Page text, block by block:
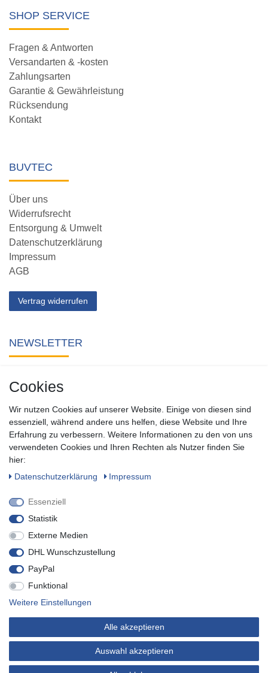
SHOP SERVICE
Fragen & Antworten
Versandarten & -kosten
Zahlungsarten
Garantie & Gewährleistung
Rücksendung
Kontakt
BUVTEC
Über uns
Widerrufsrecht
Entsorgung & Umwelt
Datenschutzerklärung
Impressum
AGB
Vertrag widerrufen
NEWSLETTER
Sie keine Neuigkeit oder Aktion aus unserem Shop.
Zum Newsletter anmelden
SOCIAL
Rechte vorbehalten.
* Sie können sich jederzeit von unserem Newsletter abmelden.
Cookies
Wir nutzen Cookies auf unserer Website. Einige von diesen sind
essenziell, während andere uns helfen, diese Website und Ihre
Erfahrung zu verbessern. Weitere Informationen zu den von uns
verwendeten Cookies und Ihren Rechten als Nutzer finden Sie
hier:
Daten­schutz­erklärung
Impressum
Essenziell
Statistik
Externe Medien
DHL Wunschzustellung
PayPal
Funktional
Weitere Einstellungen
Alle akzeptieren
Auswahl akzeptieren